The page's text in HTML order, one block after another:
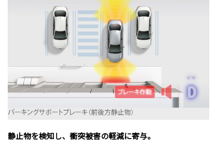
静止物を検知し、衝突被害の軽減に寄与。